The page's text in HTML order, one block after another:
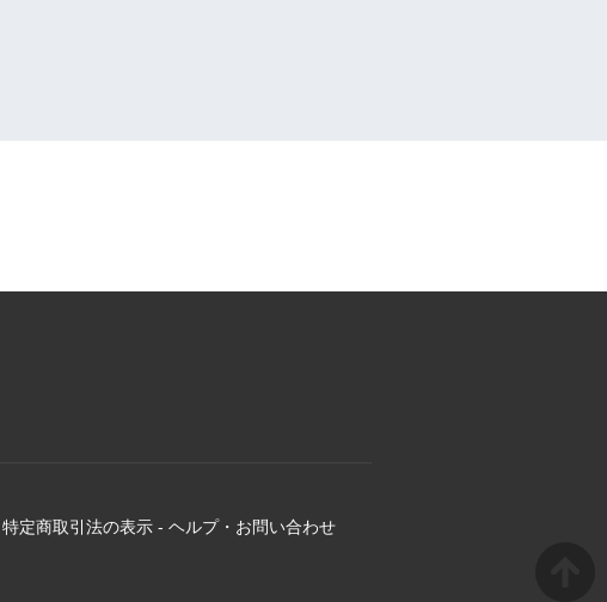
特定商取引法の表示 - ヘルプ・お問い合わせ